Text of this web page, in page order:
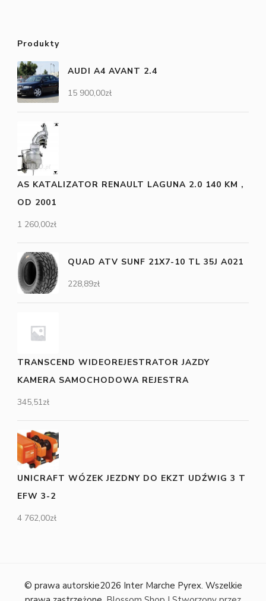
Produkty
AUDI A4 AVANT 2.4
15 900,00zł
AS KATALIZATOR RENAULT LAGUNA 2.0 140 KM ,
OD 2001
1 260,00zł
QUAD ATV SUNF 21X7-10 TL 35J A021
228,89zł
TRANSCEND WIDEOREJESTRATOR JAZDY
KAMERA SAMOCHODOWA REJESTRA
345,51zł
UNICRAFT WÓZEK JEZDNY DO EKZT UDŹWIG 3 T
EFW 3-2
4 762,00zł
© prawa autorskie2026 Inter Marche Pyrex. Wszelkie